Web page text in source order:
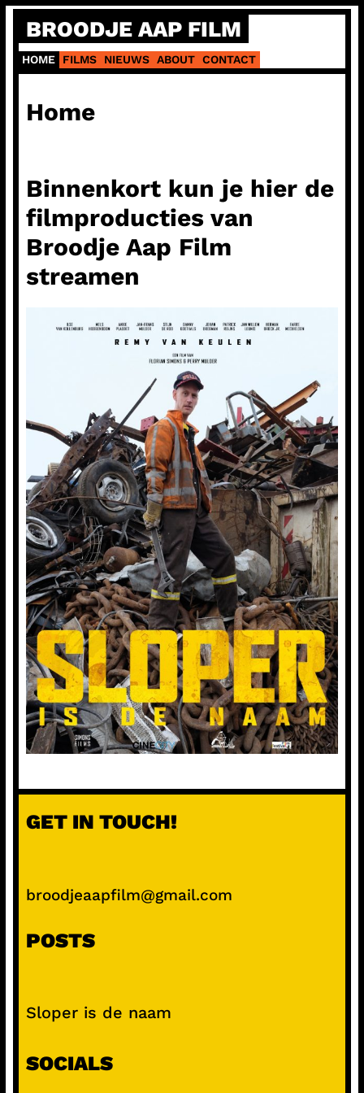
naar
de
inhoud
BROODJE AAP FILM
HOME FILMS NIEUWS ABOUT CONTACT
Home
Binnenkort kun je hier de
filmproducties van
Broodje Aap Film
streamen
GET IN TOUCH!
broodjeaapfilm@gmail.com
POSTS
Sloper is de naam
SOCIALS